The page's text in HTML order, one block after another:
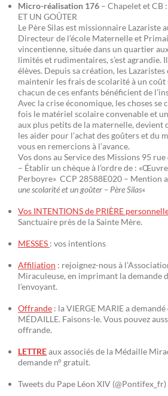
Micro-réalisation 176 – Chapelet et CB
ET UN GOÛTER
Le Père Silas est missionnaire Lazariste
Directeur de l’école Maternelle et
vincentienne, située dans un quartier
limités et rudimentaires, s’est agrandie.
élèves. Depuis sa création, les
maintenir les frais de scolarité à un
chacun de ces enfants bénéficient de
Avec la crise économique, les choses
fois le matériel scolaire convenable et
aux plus petits de la maternelle, devient
les aider pour l’achat des goûters et du
vous en remercions à l’avance.
Vos dons au Service des Missions 95 rue
– Établir un chèque à l’ordre de :
Perboyre» CCP 28588E020 – Mention
une scolarité et un goûter – Père Silas«
Vos INTENTIONS de PRIÈRE
Sanctuaire près de la Sainte Mère.
MESSES : vos intentions
Affiliation : rejoignez-nous à
Miraculeuse, en imprimant la demande
l’envoyant.
Offrande : la VIERGE MARIE a demandé
MÉDAILLE. Faisons-le. Vous pouvez
offrande.
LETTREaux associés de la Médaille
demande n° gratuit.
Tweets du Pape Léon XIV (@Pontifex_fr)